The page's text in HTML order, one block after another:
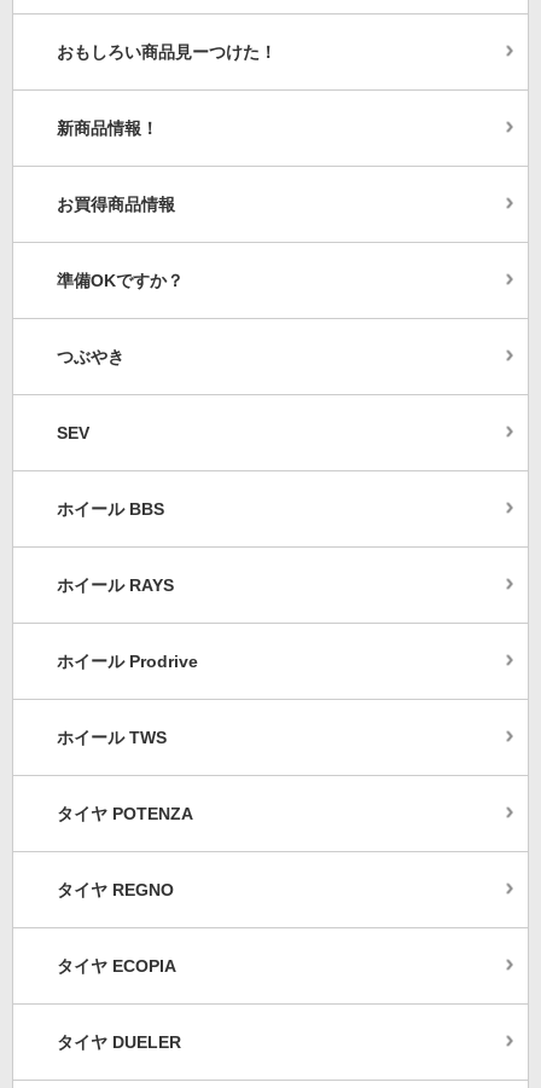
おもしろい商品見ーつけた！
新商品情報！
お買得商品情報
準備OKですか？
つぶやき
SEV
ホイール BBS
ホイール RAYS
ホイール Prodrive
ホイール TWS
タイヤ POTENZA
タイヤ REGNO
タイヤ ECOPIA
タイヤ DUELER